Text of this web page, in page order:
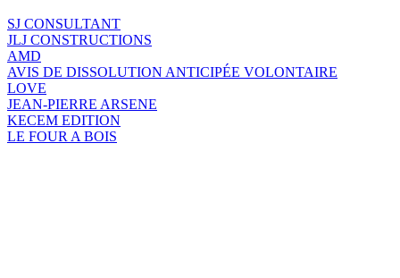
SJ CONSULTANT
JLJ CONSTRUCTIONS
AMD
AVIS DE DISSOLUTION ANTICIPÉE VOLONTAIRE
LOVE
JEAN-PIERRE ARSENE
KECEM EDITION
LE FOUR A BOIS